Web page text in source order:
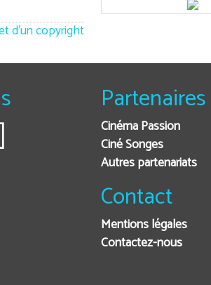
d'un copyright
Partenaires
Cinéma Passion
Ciné Songes
Autres partenariats
Contact
Mentions légales
Contactez-nous